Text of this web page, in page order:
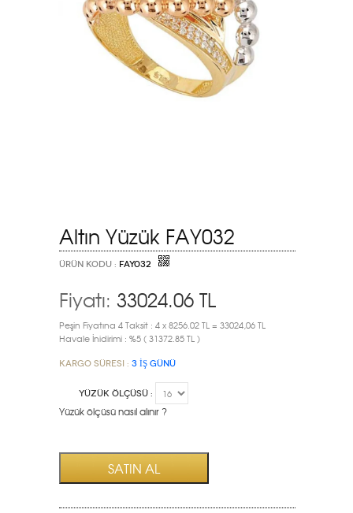
Altın Yüzük FAY032
ÜRÜN KODU : FAY032
Fiyatı: 33024.06 TL
Peşin Fiyatına 4 Taksit : 4 x 8256.02 TL = 33024,06 TL
Havale İnidirimi : %5 ( 31372.85 TL )
Kargo Süresi : 3 İŞ GÜNÜ
YÜZÜK ÖLÇÜSÜ :
Yüzük ölçüsü nasıl alınır ?